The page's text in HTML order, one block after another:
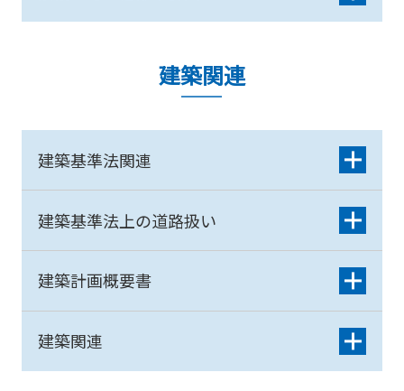
建築関連
建築基準法関連
建築基準法上の道路扱い
建築計画概要書
建築関連